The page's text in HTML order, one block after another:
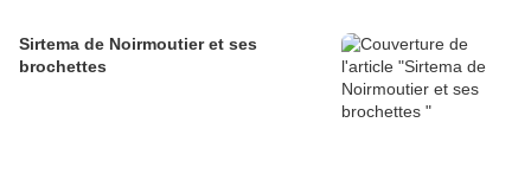
Sirtema de Noirmoutier et ses
brochettes